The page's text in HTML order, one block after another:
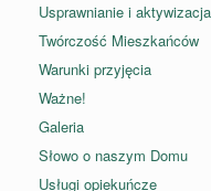
Usprawnianie i aktywizacja
Twórczość Mieszkańców
Warunki przyjęcia
Ważne!
Galeria
Słowo o naszym Domu
Usługi opiekuńcze